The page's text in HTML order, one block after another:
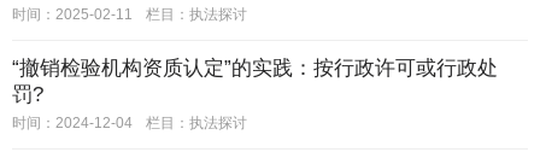
时间：2025-02-11 栏目： 执法探讨
“撤销检验机构资质认定”的实践：按行政许可或行政处
罚?
时间：2024-12-04 栏目： 执法探讨